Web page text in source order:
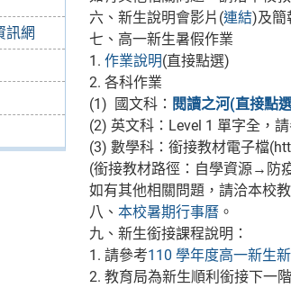
訊網
六、新生說明會影片(連結)及簡
七、高一新生暑假作業
1. 作業說明(直接點選)
2. 各科作業
(1) 國文科： 閱讀之河(直接點
(2) 英文科：Level 1 單字全，
(3) 數學科：銜接教材電子檔
(銜接教材路徑：自學資源→
如有其他相關問題，請洽本校
八、 本校暑期行事曆。
九、新生銜接課程說明：
1. 請參考110 學年度高一新生
2. 教育局為新生順利銜接下一